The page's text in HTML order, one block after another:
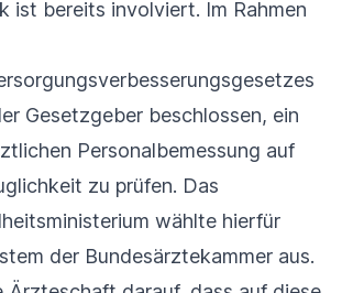
ist bereits involviert. Im Rahmen
Gesetzgeber beschlossen, ein
Personalbemessung auf
zu prüfen. Das
wählte hierfür
der Bundesärztekammer aus.